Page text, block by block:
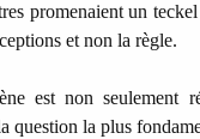
promenaient un
et non la règle.
est non seulement
question la plus